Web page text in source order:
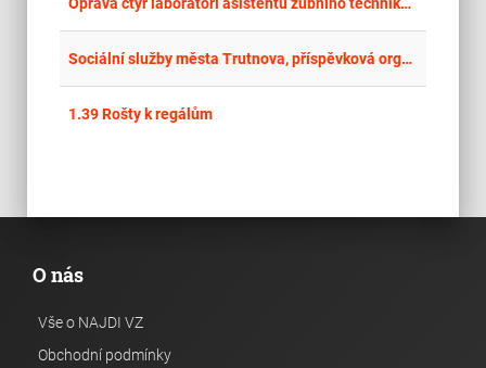
Sociální služby města Trutnova, příspěvková organizace – dodávka nábytkového a zdravotnického vybavení
1.39 Rošty k regálům
O nás
Vše o NAJDI VZ
Obchodní podmínky